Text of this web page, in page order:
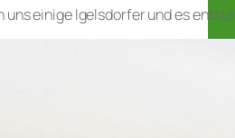
einige Igelsdorfer und es